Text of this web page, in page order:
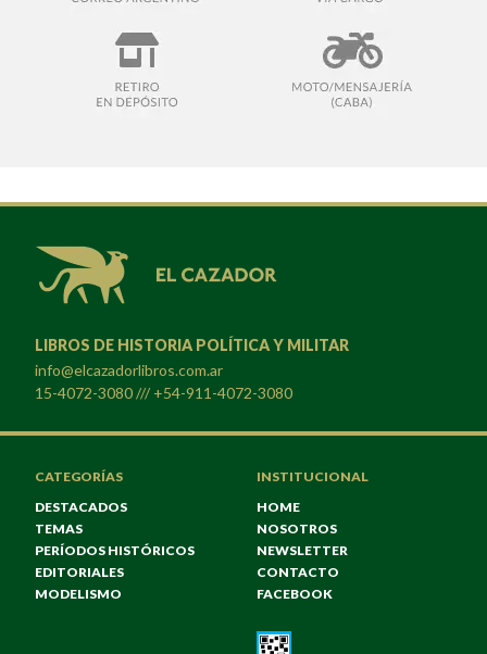
LIBROS DE HISTORIA POLÍTICA Y MILITAR
info@elcazadorlibros.com.ar
15-4072-3080 /// +54-911-4072-3080
CATEGORÍAS
DESTACADOS
TEMAS
PERÍODOS HISTÓRICOS
EDITORIALES
MODELISMO
INSTITUCIONAL
HOME
NOSOTROS
NEWSLETTER
CONTACTO
FACEBOOK